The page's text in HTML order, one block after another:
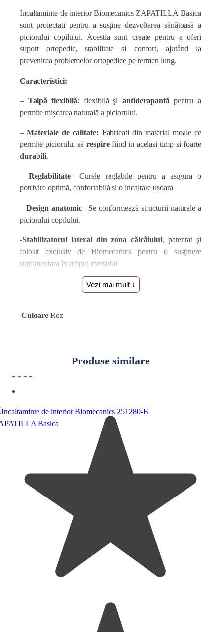
Incaltaminte de interior Biomecanics ZAPATILLA Basica
sunt proiectati pentru a susține dezvoltarea sănătoasă a
piciorului copilului. Acestia sunt create pentru a oferi
suport ortopedic, stabilitate și confort, ajutând la
prevenirea problemelor ortopedice pe termen lung.
Caracteristici:
– Talpă flexibilă: flexibilăşi antiderapantăpentru a
permite mișcarea naturală a piciorului.
–Materiale de calitate: Fabricati din material moale ce
permite piciorului să respirefiind in acelasi timp si foarte
durabili.
–Reglabilitate– Curele reglabile pentru a asigura o
potrivire optimă, confortabilăsi o incaltare usoara
–Design anatomic– Se conformează structurii naturale a
piciorului copilului.
-Stabilizatorul lateral din zona călcâiului, patentat şi
folosit exclusiv de Biomecanics pentru o susţinere
suplimentara în timpul mersului
– foloseste tehnologiaBioevolution
dezvoltarea unui mers sanatos
–foarteusori –
– lăsaţi un spaţiu de 5-7 mm
faţă de dimensiunea
măsurată a tălpii;
calitate
Inchidere: curea cu scai
Tip incaltaminte: barefoot
Vezi mai mult ↓
Culoare Roz
Produse similare